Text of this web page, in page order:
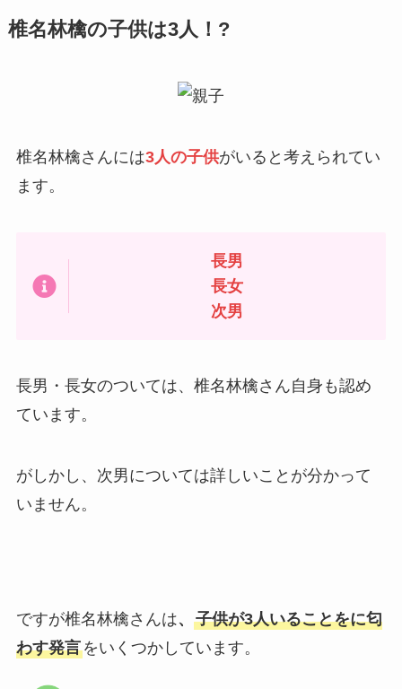
椎名林檎の子供は3人！?
椎名林檎さんには3人の子供がいると考えられてい
ます。
長男
長女
次男
長男・長女のついては、椎名林檎さん自身も認め
ています。
がしかし、次男については詳しいことが分かって
いません。
ですが椎名林檎さんは、 子供が3人いることをに匂
わす発言をいくつかしています。